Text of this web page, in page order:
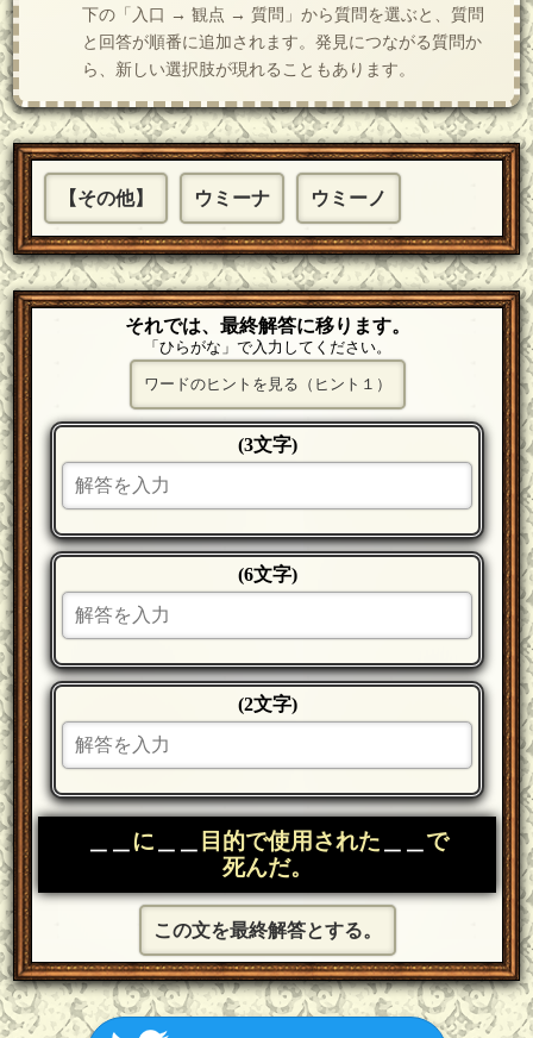
下の「入口 → 観点 → 質問」から質問を選ぶと、質問
と回答が順番に追加されます。発見につながる質問か
ら、新しい選択肢が現れることもあります。
【その他】 ウミーナ ウミーノ
それでは、最終解答に移ります。
「ひらがな」で入力してください。
ワードのヒントを見る（ヒント１）
(3文字)
(6文字)
(2文字)
に 目的で使用された
で
死んだ。
この文を最終解答とする。